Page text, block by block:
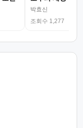
박효신
조회수 1,277